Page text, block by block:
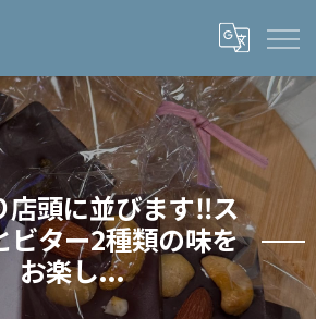
店頭に並びます‼️ス
ビター2種類の味を
お楽し...